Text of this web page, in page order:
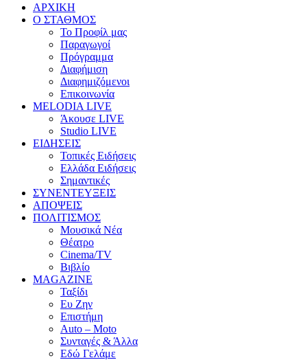
ΑΡΧΙΚΗ
Ο ΣΤΑΘΜΟΣ
Το Προφίλ μας
Παραγωγοί
Πρόγραμμα
Διαφήμιση
Διαφημιζόμενοι
Επικοινωνία
MELODIA LIVE
Άκουσε LIVE
Studio LIVE
ΕΙΔΗΣΕΙΣ
Τοπικές Ειδήσεις
Ελλάδα Ειδήσεις
Σημαντικές
ΣΥΝΕΝΤΕΥΞΕΙΣ
ΑΠΟΨΕΙΣ
ΠΟΛΙΤΙΣΜΟΣ
Μουσικά Νέα
Θέατρο
Cinema/TV
Βιβλίο
MAGAZINE
Ταξίδι
Ευ Ζην
Επιστήμη
Auto – Moto
Συνταγές & Άλλα
Εδώ Γελάμε